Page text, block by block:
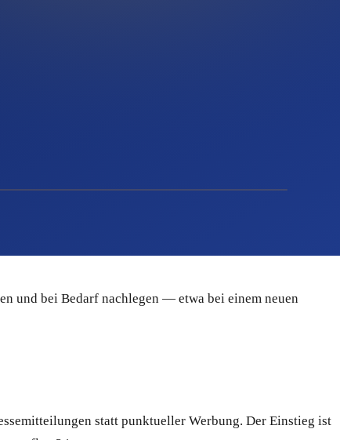
und bei Bedarf nachlegen — etwa bei einem neuen
statt punktueller Werbung. Der Einstieg ist